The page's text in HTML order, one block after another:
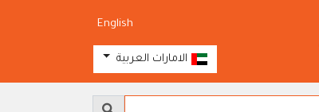
English
الامارات العربية